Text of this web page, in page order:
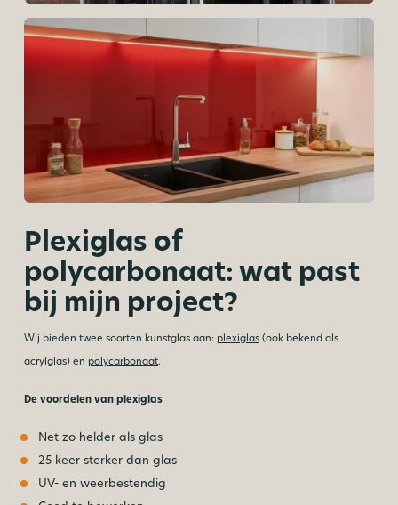
Plexiglas of
polycarbonaat: wat past
bij mijn project?
Wij bieden twee soorten kunstglas aan: plexiglas (ook bekend als
acrylglas) en polycarbonaat.
De voordelen van plexiglas
Net zo helder als glas
25 keer sterker dan glas
UV- en weerbestendig